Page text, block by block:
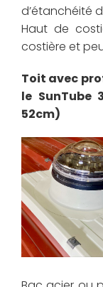
d’étanchéité
Haut de
costière et
Toit avec
le SunTube
52cm)